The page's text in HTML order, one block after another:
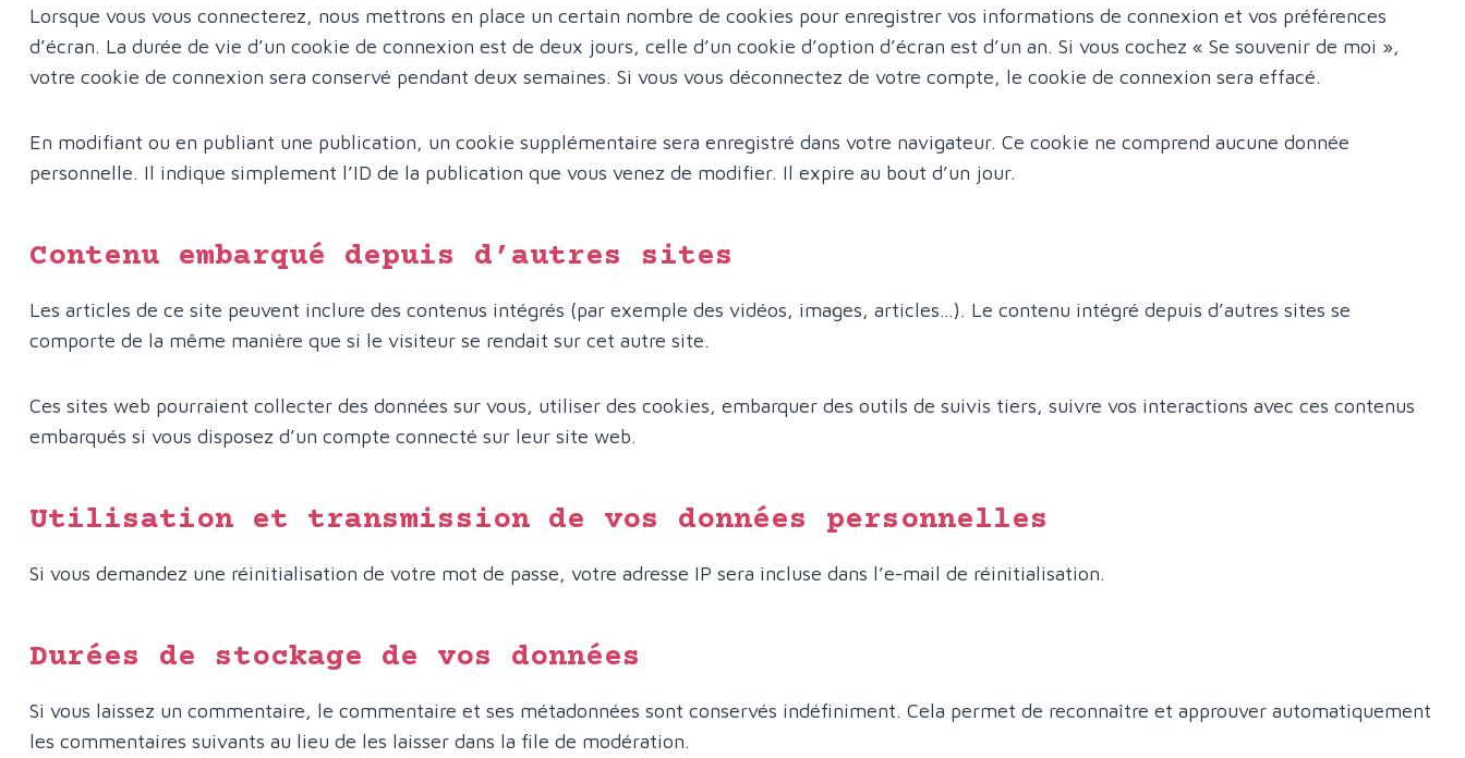
Lorsque vous vous connecterez, nous mettrons en place un certain nombre de cookies pour enregistrer vos informations de connexion et vos préférences
d’écran. La durée de vie d’un cookie de connexion est de deux jours, celle d’un cookie d’option d’écran est d’un an. Si vous cochez « Se souvenir de moi »,
votre cookie de connexion sera conservé pendant deux semaines. Si vous vous déconnectez de votre compte, le cookie de connexion sera effacé.
En modifiant ou en publiant une publication, un cookie supplémentaire sera enregistré dans votre navigateur. Ce cookie ne comprend aucune donnée
personnelle. Il indique simplement l’ID de la publication que vous venez de modifier. Il expire au bout d’un jour.
Contenu embarqué depuis d’autres sites
Les articles de ce site peuvent inclure des contenus intégrés (par exemple des vidéos, images, articles…). Le contenu intégré depuis d’autres sites se
comporte de la même manière que si le visiteur se rendait sur cet autre site.
Ces sites web pourraient collecter des données sur vous, utiliser des cookies, embarquer des outils de suivis tiers, suivre vos interactions avec ces contenus
embarqués si vous disposez d’un compte connecté sur leur site web.
Utilisation et transmission de vos données personnelles
Si vous demandez une réinitialisation de votre mot de passe, votre adresse IP sera incluse dans l’e-mail de réinitialisation.
Durées de stockage de vos données
Si vous laissez un commentaire, le commentaire et ses métadonnées sont conservés indéfiniment. Cela permet de reconnaître et approuver automatiquement
les commentaires suivants au lieu de les laisser dans la file de modération.